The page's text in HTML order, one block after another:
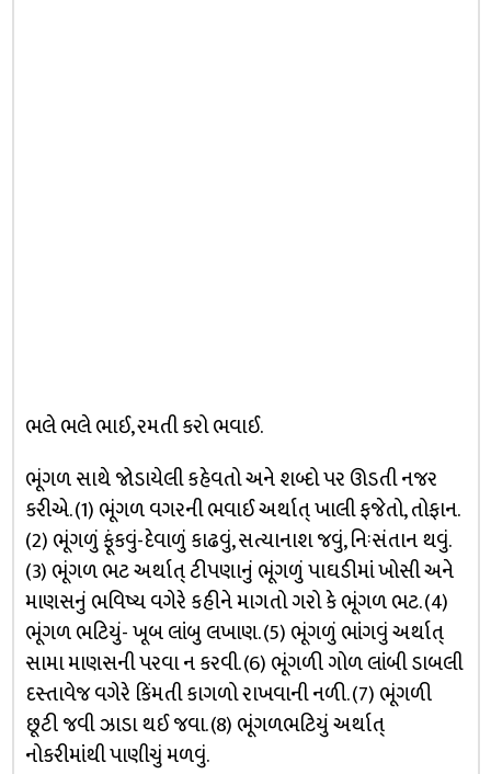
ભલે ભલે ભાઈ, રમતી કરો ભવાઈ.
ભૂંગળ સાથે જોડાયેલી કહેવતો અને શબ્દો પર ઊડતી નજર
કરીએ. (1) ભૂંગળ વગરની ભવાઈ અર્થાત્ ખાલી ફજેતો, તોફાન.
(2) ભૂંગળું ફૂંકવું-દેવાળું કાઢવું, સત્યાનાશ જવું, નિઃસંતાન થવું.
(3) ભૂંગળ ભટ અર્થાત્ ટીપણાનું ભૂંગળું પાઘડીમાં ખોસી અને
માણસનું ભવિષ્ય વગેરે કહીને માગતો ગરો કે ભૂંગળ ભટ. (4)
ભૂંગળ ભટિયું- ખૂબ લાંબુ લખાણ. (5) ભૂંગળું ભાંગવું અર્થાત્
સામા માણસની પરવા ન કરવી. (6) ભૂંગળી ગોળ લાંબી ડાબલી
દસ્તાવેજ વગેરે કિંમતી કાગળો રાખવાની નળી. (7) ભૂંગળી
છૂટી જવી ઝાડા થઈ જવા. (8) ભૂંગળભટિયું અર્થાત્
નોકરીમાંથી પાણીચું મળવું.